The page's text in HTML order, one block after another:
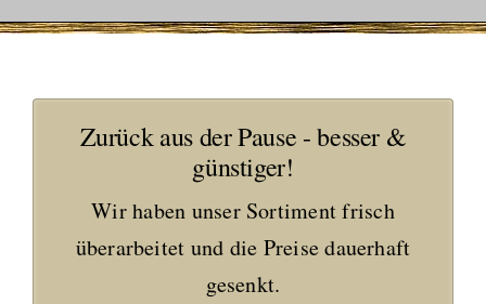
Zurück aus der Pause - besser &
günstiger!
Wir haben unser Sortiment frisch
überarbeitet und die Preise dauerhaft
gesenkt.